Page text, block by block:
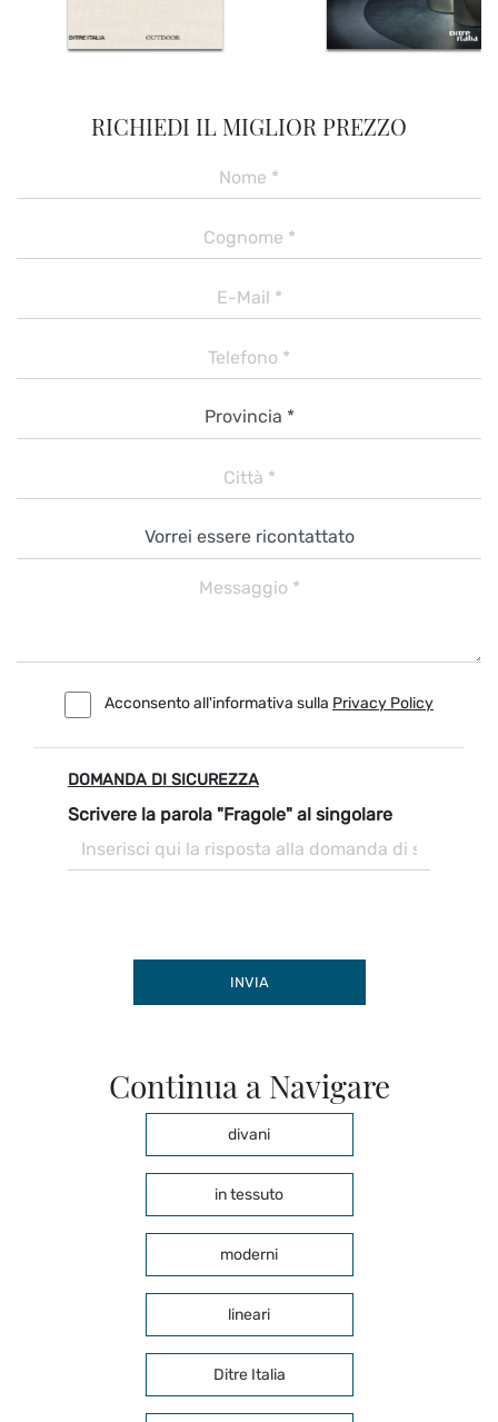
RICHIEDI IL MIGLIOR PREZZO
Acconsento all'informativa sulla Privacy Policy
DOMANDA DI SICUREZZA
Scrivere la parola "Fragole" al singolare
INVIA
Continua a Navigare
divani
in tessuto
moderni
lineari
Ditre Italia